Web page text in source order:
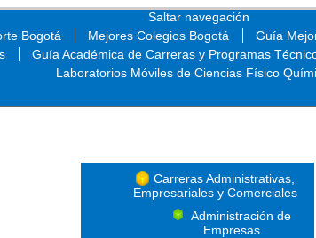
Saltar navegación
Bogotá Mejores Colegios Bogotá Guía
Guía Académica de Carreras y Programas
Laboratorios Móviles de Ciencias Físico
Carreras Administrativas,
Empresariales y Comerciales
Administración de
Empresas